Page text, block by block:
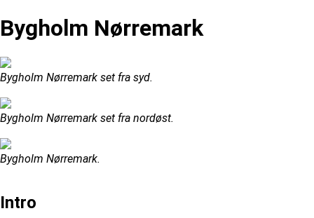
Bygholm Nørremark
Bygholm Nørremark set fra syd.
Bygholm Nørremark set fra nordøst.
Bygholm Nørremark.
Intro